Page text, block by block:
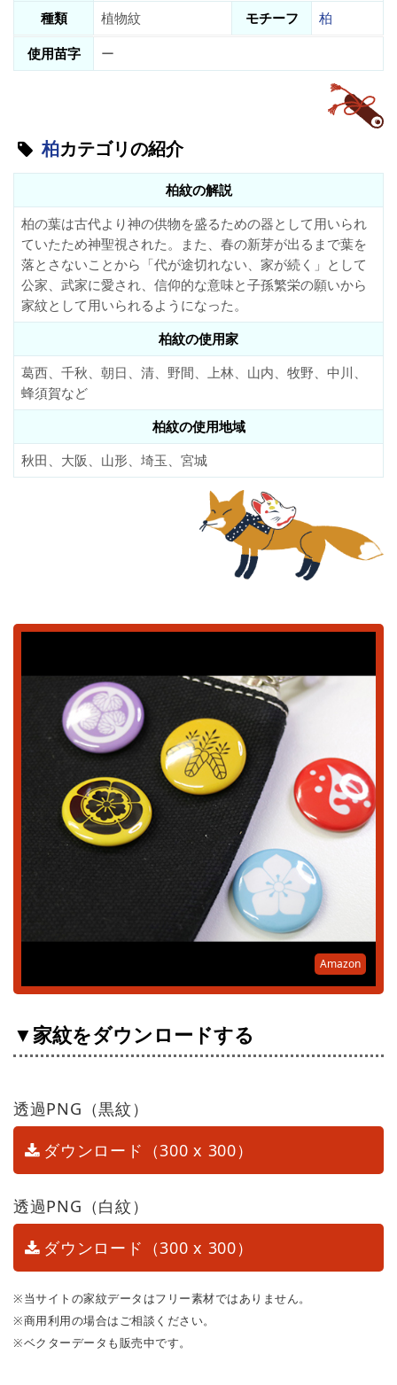
種類
植物紋 モチーフ
柏
使用苗字
ー
柏カテゴリの紹介
柏紋の解説
柏の葉は古代より神の供物を盛るための器として用いられ
ていたため神聖視された。また、春の新芽が出るまで葉を
落とさないことから「代が途切れない、家が続く」として
公家、武家に愛され、信仰的な意味と子孫繁栄の願いから
家紋として用いられるようになった。
柏紋の使用家
葛西、千秋、朝日、清、野間、上林、山内、牧野、中川、
蜂須賀など
柏紋の使用地域
秋田、大阪、山形、埼玉、宮城
Amazon
▼家紋をダウンロードする
透過PNG（黒紋）
ダウンロード（300 x 300）
透過PNG（白紋）
ダウンロード（300 x 300）
※当サイトの家紋データはフリー素材ではありません。
※商用利用の場合はご相談ください。
※ベクターデータも販売中です。